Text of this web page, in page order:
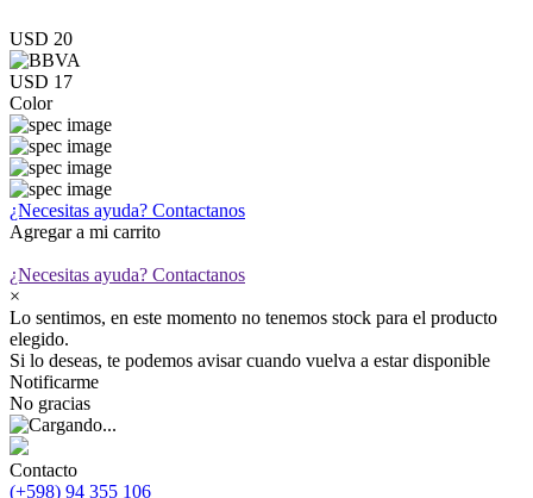
USD 20
USD 17
Color
¿Necesitas ayuda? Contactanos
Agregar a mi carrito
¿Necesitas ayuda? Contactanos
×
Lo sentimos, en este momento no tenemos stock para el producto
elegido.
Si lo deseas, te podemos avisar cuando vuelva a estar disponible
Notificarme
No gracias
Contacto
(+598) 94 355 106